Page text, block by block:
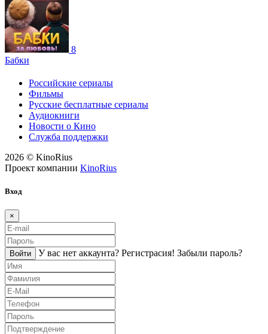
8
Бабки
Российские сериалы
Фильмы
Русские бесплатные сериалы
Аудиокниги
Новости о Кино
Служба поддержки
2026 © KinoRius
Проект компании KinoRius
Вход
×
Войти У вас нет аккаунта? Регистраcия! Забыли пароль?